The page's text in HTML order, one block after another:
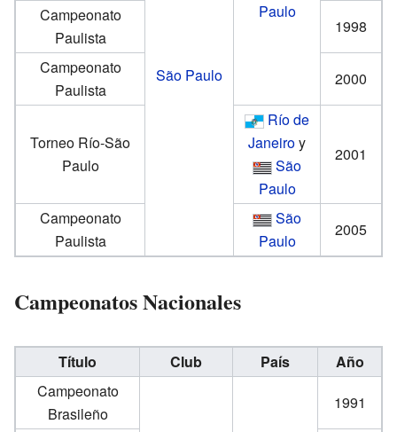
São Paulo
Paulo
Campeonato
Paulista
1998
Campeonato
Paulista
2000
Torneo Río-São
Paulo
Río de
Janeiroy
São
Paulo
2001
Campeonato
Paulista
São
Paulo
2005
Campeonatos Nacionales
Título Club País
Año
Campeonato
Brasileño
1991